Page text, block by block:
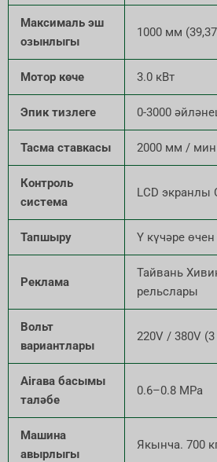
Максималь эш
озынлыгы
1000 мм
Мотор көче 3.0 кВт
Эпик тизлеге 0-3000
Тасма ставкасы 2000 мм / мин
Контроль
система
LCD экранлы
Тапшыру Y күчәре
Реклама
Тайвань
рельслары
Вольт
вариантлары
220V / 380V
Airава басымы
таләбе
0.6–0.8 MPa
Машина
авырлыгы
Якынча. 700